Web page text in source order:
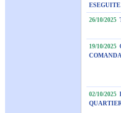
26/10/2025
19/10/2025
02/10/2025